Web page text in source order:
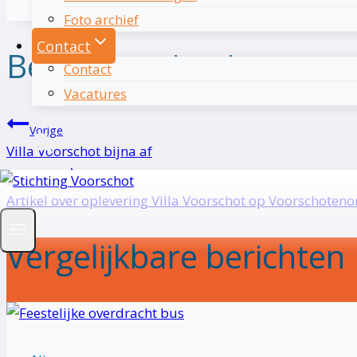
Foto archief
Contact
Contact
Vacatures
Bericht navigatie
Vorige
Villa Voorschot bijna af
Volgende
Artikel over oplevering Villa Voorschot op
Vergelijkbare berichten